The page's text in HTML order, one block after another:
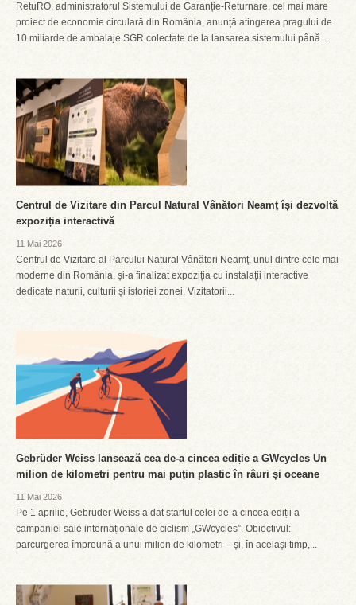
RetuRO, administratorul Sistemului de Garanție-Returnare, cel mai mare
proiect de economie circulară din România, anunță atingerea pragului de
10 miliarde de ambalaje SGR colectate de la lansarea sistemului până...
Centrul de Vizitare din Parcul Natural Vânători Neamț își dezvoltă
expoziția interactivă
11 Mai 2026
Centrul de Vizitare al Parcului Natural Vânători Neamț, unul dintre cele mai
moderne din România, și-a finalizat expoziția cu instalații interactive
dedicate naturii, culturii și istoriei zonei. Vizitatorii...
Gebrüder Weiss lansează cea de-a cincea ediție a GWcycles Un
milion de kilometri pentru mai puțin plastic în râuri și oceane
11 Mai 2026
Pe 1 aprilie, Gebrüder Weiss a dat startul celei de-a cincea ediții a
campaniei sale internaționale de ciclism „GWcycles”. Obiectivul:
parcurgerea împreună a unui milion de kilometri – și, în același timp,...